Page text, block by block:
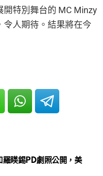
開特別舞台的 MC Minzy
令人期待。結果將在今
羅䁐錫PD劇照公開，美